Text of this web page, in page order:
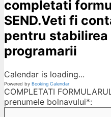
completati
SEND.Veti fi
pentru stabilirea
programarii
Calendar is loading...
Powered by Booking Calendar
COMPLETATI
prenumele bolnavului*: